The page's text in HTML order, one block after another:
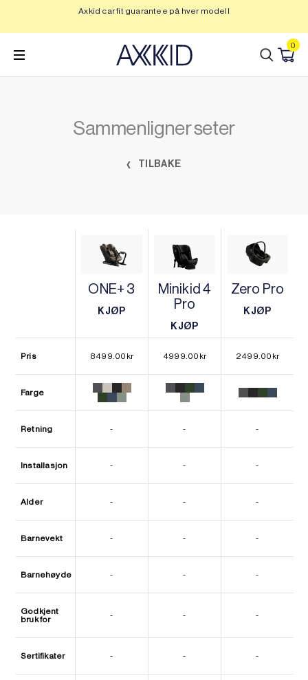
innhold
Axkid car fit guarantee på hver modell
0
Sammenligner seter
TILBAKE
ONE+ 3
KJØP
Minikid 4
Pro
KJØP
KJØP
Zero Pro
KJØP
Pris 8499.00 kr 4999.00 kr 2499.00 kr
Farge
Retning - - -
Installasjon - - -
Alder - - -
Barnevekt - - -
Barnehøyde - - -
Godkjent
bruk for
- - -
Sertifikater - - -